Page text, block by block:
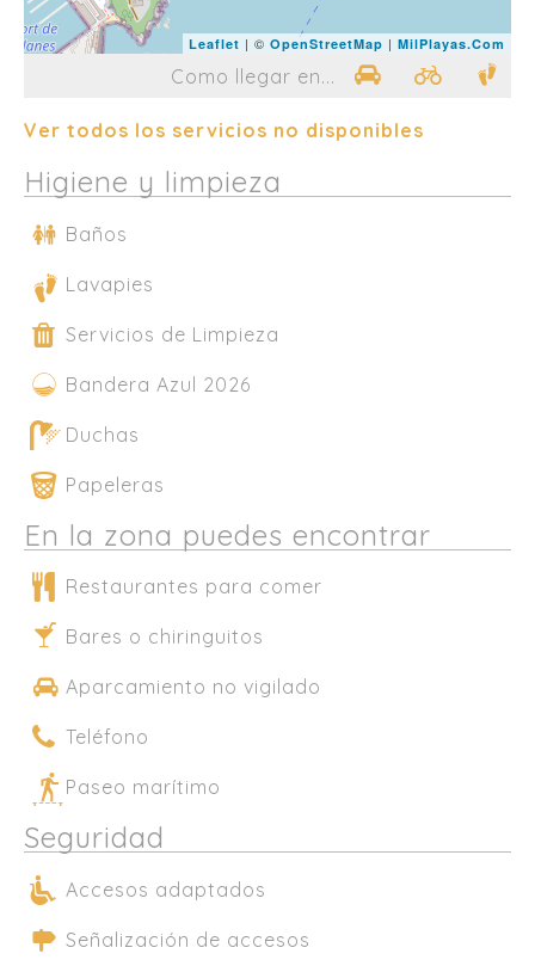
Leaflet | © OpenStreetMap | MilPlayas.Com
Como llegar en...
Ver todos los servicios no disponibles
Higiene y limpieza
Baños
Lavapies
Servicios de Limpieza
Bandera Azul 2026
Duchas
Papeleras
En la zona puedes encontrar
Restaurantes para comer
Bares o chiringuitos
Aparcamiento no vigilado
Teléfono
Paseo marítimo
Seguridad
Accesos adaptados
Señalización de accesos